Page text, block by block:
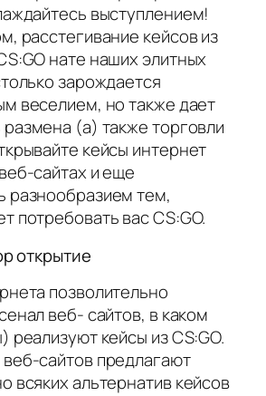
выступлением!
расстегивание кейсов из
нате наших элитных
зарождается
веселием, но также дает
(а) также торговли
кейсы интернет
сайтах и еще
разнообразием тем,
потребовать вас CS:GO.
открытие
позволительно
веб- сайтов, в каком
реализуют кейсы из CS:GO.
сайтов предлагают
всяких альтернатив кейсов